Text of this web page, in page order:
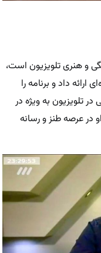
و هنری تلویزیون است،
داد و برنامه را
تلویزیون به ویژه در
در عرصه طنز و رسانه